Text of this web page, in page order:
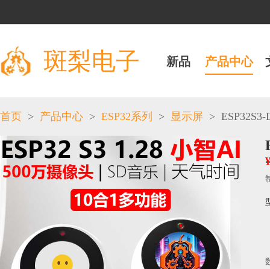
斑梨电子 新品 产品中心
首页 > 产品中心 > ESP32系列 > 显示屏 > ESP32S3-